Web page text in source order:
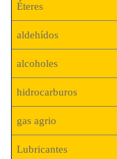
Éteres
aldehídos
alcoholes
hidrocarburos
gas agrio
Lubricantes